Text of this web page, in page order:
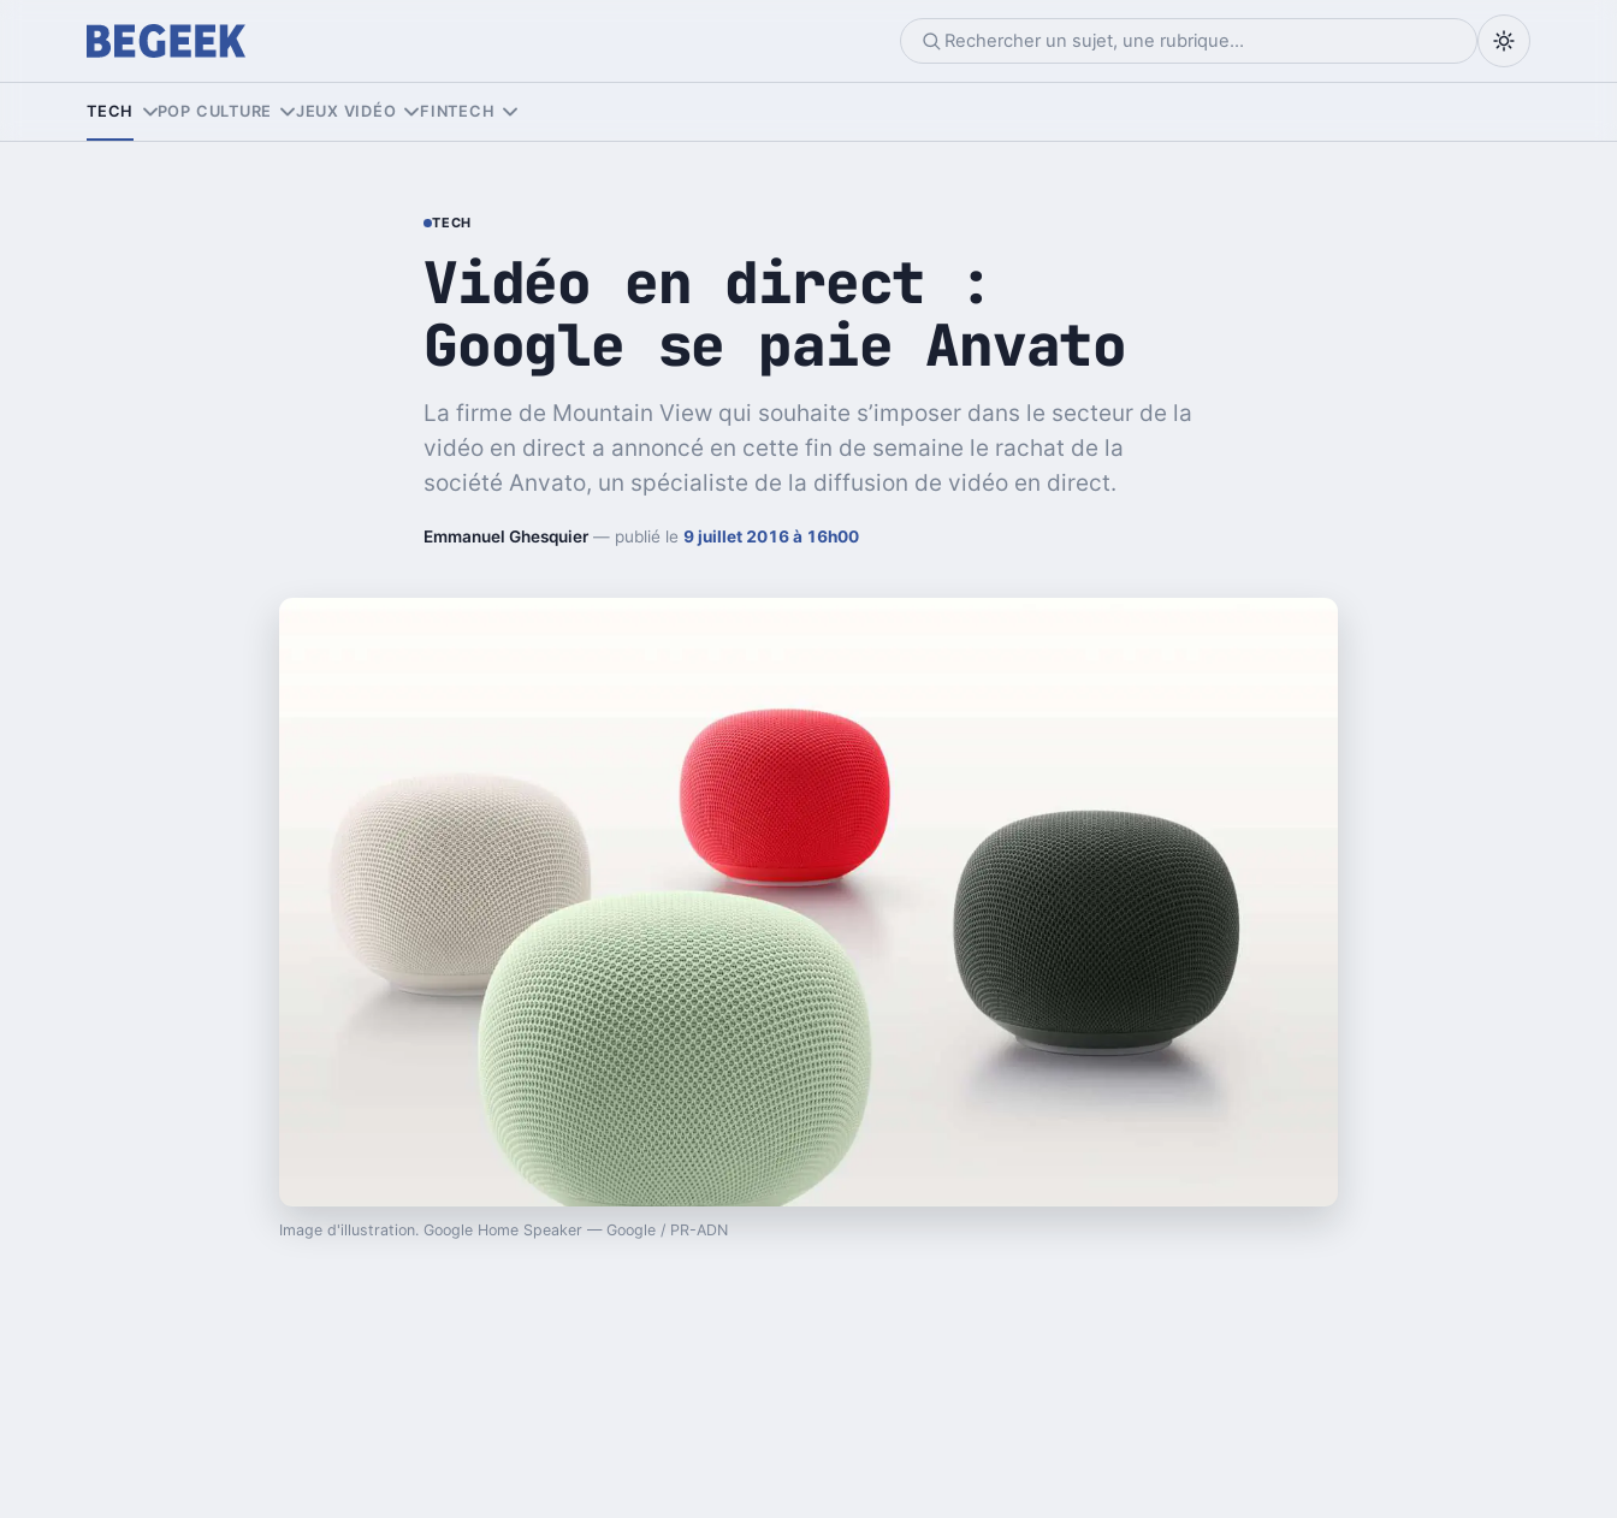
TECH POP CULTURE JEUX VIDÉO FINTECH
TECH
Vidéo en direct :
Google se paie Anvato
La firme de Mountain View qui souhaite s’imposer dans le secteur de la
vidéo en direct a annoncé en cette fin de semaine le rachat de la
société Anvato, un spécialiste de la diffusion de vidéo en direct.
Emmanuel Ghesquier— publié le 9 juillet 2016 à 16h00
Image d'illustration. Google Home Speaker — Google / PR-ADN